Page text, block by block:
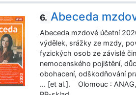
6. Abeceda
Abeceda mzdové účetní
výdělek, srážky ze mzdy,
fyzických osob ze závislé
nemocenského pojištění,
obohacení, odškodňování
... [et al.]. Olomouc :